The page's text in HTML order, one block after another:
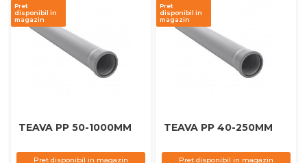
Pret
disponibil in
magazin
TEAVA PP 50-1000MM
Pret disponibil in magazin
Pret
disponibil in
magazin
TEAVA PP 40-250MM
Pret disponibil in magazin